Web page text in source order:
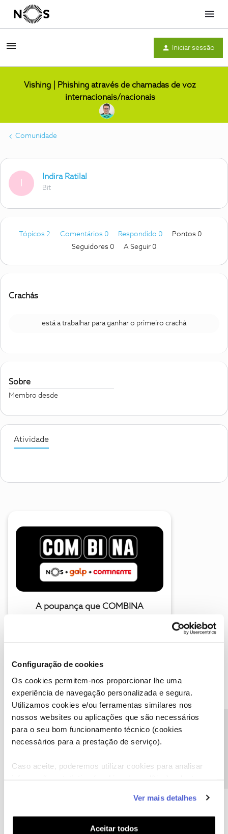
Configuração de cookies
Os cookies permitem-nos proporcionar lhe uma
experiência de navegação personalizada e segura.
Utilizamos cookies e/ou ferramentas similares nos
nossos websites ou aplicações que são necessários
para o seu bom funcionamento técnico (cookies
necessários para a prestação de serviço).
Caso aceite, poderemos utilizar cookies para analisar
funcionalidades (cookies de personalização e
funcionalidade) e adaptar anúncios aos seus interesses
(cookies de publicidade personalizada). Pode gerir a
Ver mais detalhes
Aceitar todos
Menu
Iniciar sessão
Vishing | Phishing através de chamadas de voz
internacionais/nacionais
Comunidade
Indira Ratilal
Bit
Tópicos 2 Comentários 0 Respondido 0
Pontos 0
Seguidores 0 A Seguir 0
Crachás
está a trabalhar para ganhar o primeiro crachá
Sobre
Membro desde
Atividade
A poupança que COMBINA
Descubra as novidades de junho